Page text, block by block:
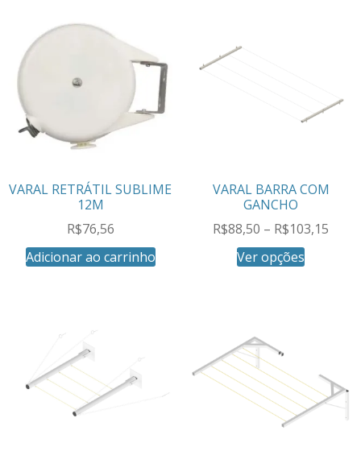
VARAL RETRÁTIL SUBLIME
12M
R$76,56
Adicionar ao carrinho
VARAL BARRA COM
GANCHO
R$88,50 – R$103,15
Ver opções